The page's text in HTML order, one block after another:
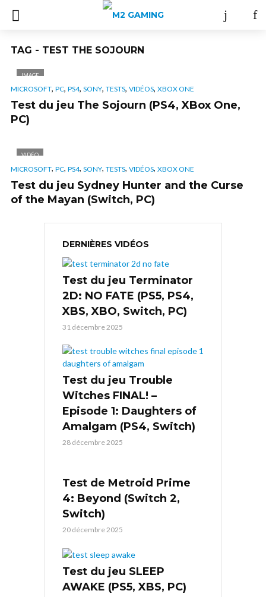
TAG - TEST THE SOJOURN
IMAGE
MICROSOFT, PC, PS4, SONY, TESTS, VIDÉOS, XBOX ONE
Test du jeu The Sojourn (PS4, XBox One,
PC)
VIDÉO
MICROSOFT, PC, PS4, SONY, TESTS, VIDÉOS, XBOX ONE
Test du jeu Sydney Hunter and the Curse
of the Mayan (Switch, PC)
DERNIÈRES VIDÉOS
Test du jeu Terminator
2D: NO FATE (PS5, PS4,
XBS, XBO, Switch, PC)
31 décembre 2025
Test du jeu Trouble
Witches FINAL! –
Episode 1: Daughters of
Amalgam (PS4, Switch)
28 décembre 2025
Test de Metroid Prime
4: Beyond (Switch 2,
Switch)
20 décembre 2025
Test du jeu SLEEP
AWAKE (PS5, XBS, PC)